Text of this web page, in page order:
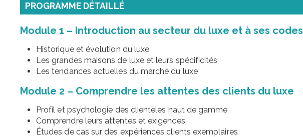
PROGRAMME DÉTAILLÉ
Module 1 – Introduction au secteur du luxe et à ses codes
Historique et évolution du luxe
Les grandes maisons de luxe et leurs spécificités
Les tendances actuelles du marché du luxe
Module 2 – Comprendre les attentes des clients du luxe
Profil et psychologie des clientèles haut de gamme
Comprendre leurs attentes et exigences
Études de cas sur des expériences clients exemplaires